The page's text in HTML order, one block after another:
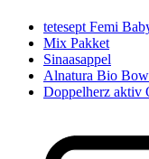
tetesept Femi
Mix Pakket
Sinaasappel
Alnatura Bio
Doppelherz aktiv